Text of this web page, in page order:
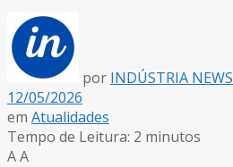
por INDÚSTRIA NEWS
12/05/2026
em Atualidades
Tempo de Leitura: 2 minutos
AA